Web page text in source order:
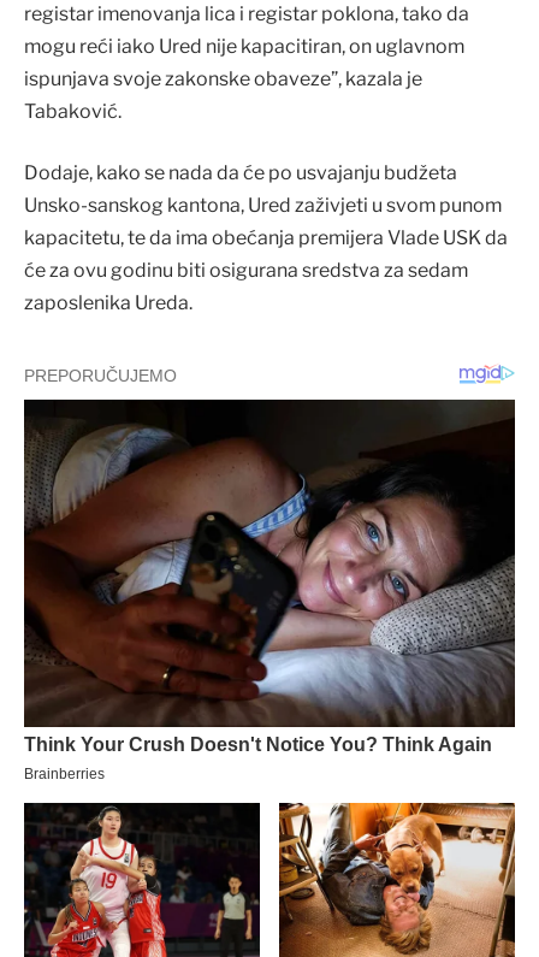
registar imenovanja lica i registar poklona, tako da
mogu reći iako Ured nije kapacitiran, on uglavnom
ispunjava svoje zakonske obaveze”, kazala je
Tabaković.
Dodaje, kako se nada da će po usvajanju budžeta
Unsko-sanskog kantona, Ured zaživjeti u svom punom
kapacitetu, te da ima obećanja premijera Vlade USK da
će za ovu godinu biti osigurana sredstva za sedam
zaposlenika Ureda.